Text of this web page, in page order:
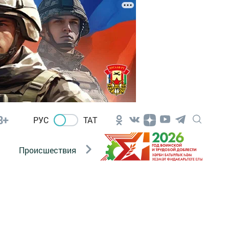
РУС ТАТ
Происшествия Новости Госавтоинспекции